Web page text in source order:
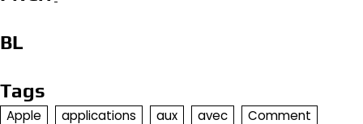
BL
Tags
Apple applications aux avec
Comment